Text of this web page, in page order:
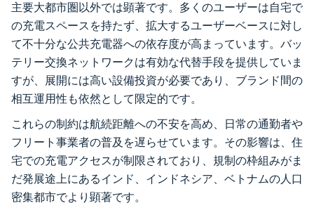
主要大都市圏以外では顕著です。多くのユーザーは自宅で
の充電スペースを持たず、拡大するユーザーベースに対し
て不十分な公共充電器への依存度が高まっています。バッ
テリー交換ネットワークは有効な代替手段を提供していま
すが、展開には高い設備投資が必要であり、ブランド間の
相互運用性も依然として限定的です。
これらの制約は航続距離への不安を高め、日常の通勤者や
フリート事業者の普及を遅らせています。その影響は、住
宅での充電アクセスが制限されており、規制の枠組みがま
だ発展途上にあるインド、インドネシア、ベトナムの人口
密集都市でより顕著です。